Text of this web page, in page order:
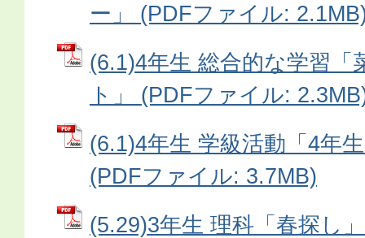
ー」 (PDFファイル:
(6.1)4年生 総合的な学習「
ト」 (PDFファイル:
(6.1)4年生 学級活動「4年
(PDFファイル: 3.7MB)
(5.29)3年生 理科「春探し